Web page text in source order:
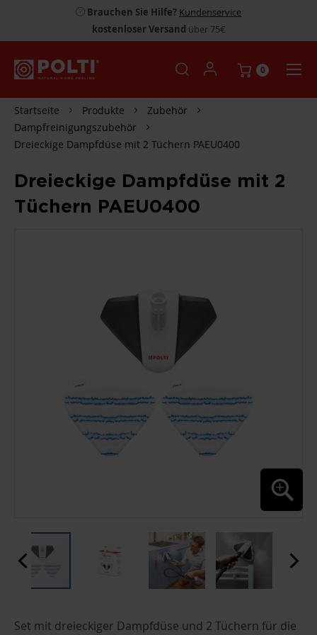
Brauchen Sie Hilfe? Kundenservice
kostenloser Versand über 75€
0
Startseite Produkte
Zubehör
Dampfreinigungszubehör
Dreieckige Dampfdüse mit 2 Tüchern PAEU0400
Dreieckige Dampfdüse mit 2
Tüchern PAEU0400
ANFANG
Set mit dreieckiger Dampfdüse und 2 Tüchern für die